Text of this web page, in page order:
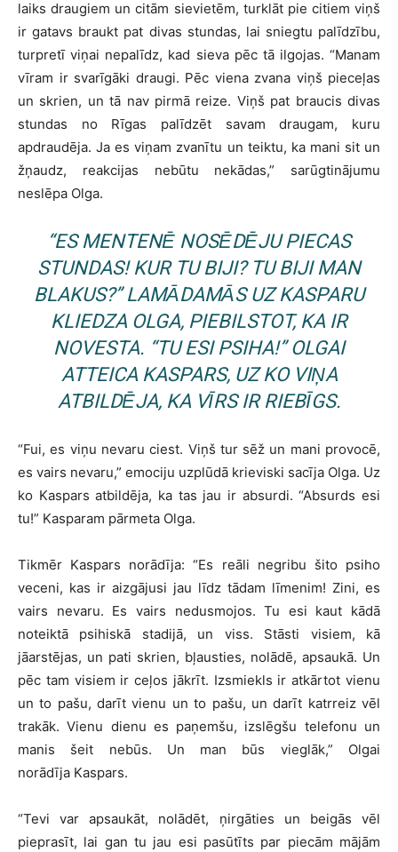
laiks draugiem un citām sievietēm, turklāt pie citiem viņš
ir gatavs braukt pat divas stundas, lai sniegtu palīdzību,
turpretī viņai nepalīdz, kad sieva pēc tā ilgojas. “Manam
vīram ir svarīgāki draugi. Pēc viena zvana viņš pieceļas
un skrien, un tā nav pirmā reize. Viņš pat braucis divas
stundas no Rīgas palīdzēt savam draugam, kuru
apdraudēja. Ja es viņam zvanītu un teiktu, ka mani sit un
žņaudz, reakcijas nebūtu nekādas,” sarūgtinājumu
neslēpa Olga.
“ES MENTENĒ NOSĒDĒJU PIECAS
STUNDAS! KUR TU BIJI? TU BIJI MAN
BLAKUS?” LAMĀDAMĀS UZ KASPARU
KLIEDZA OLGA, PIEBILSTOT, KA IR
NOVESTA. “TU ESI PSIHA!” OLGAI
ATTEICA KASPARS, UZ KO VIŅA
ATBILDĒJA, KA VĪRS IR RIEBĪGS.
“Fui, es viņu nevaru ciest. Viņš tur sēž un mani provocē,
es vairs nevaru,” emociju uzplūdā krieviski sacīja Olga. Uz
ko Kaspars atbildēja, ka tas jau ir absurdi. “Absurds esi
tu!” Kasparam pārmeta Olga.
Tikmēr Kaspars norādīja: “Es reāli negribu šito psiho
veceni, kas ir aizgājusi jau līdz tādam līmenim! Zini, es
vairs nevaru. Es vairs nedusmojos. Tu esi kaut kādā
noteiktā psihiskā stadijā, un viss. Stāsti visiem, kā
jāarstējas, un pati skrien, bļausties, nolādē, apsaukā. Un
pēc tam visiem ir ceļos jākrīt. Izsmiekls ir atkārtot vienu
un to pašu, darīt vienu un to pašu, un darīt katrreiz vēl
trakāk. Vienu dienu es paņemšu, izslēgšu telefonu un
manis šeit nebūs. Un man būs vieglāk,” Olgai
norādīja Kaspars.
“Tevi var apsaukāt, nolādēt, ņirgāties un beigās vēl
pieprasīt, lai gan tu jau esi pasūtīts par piecām mājām